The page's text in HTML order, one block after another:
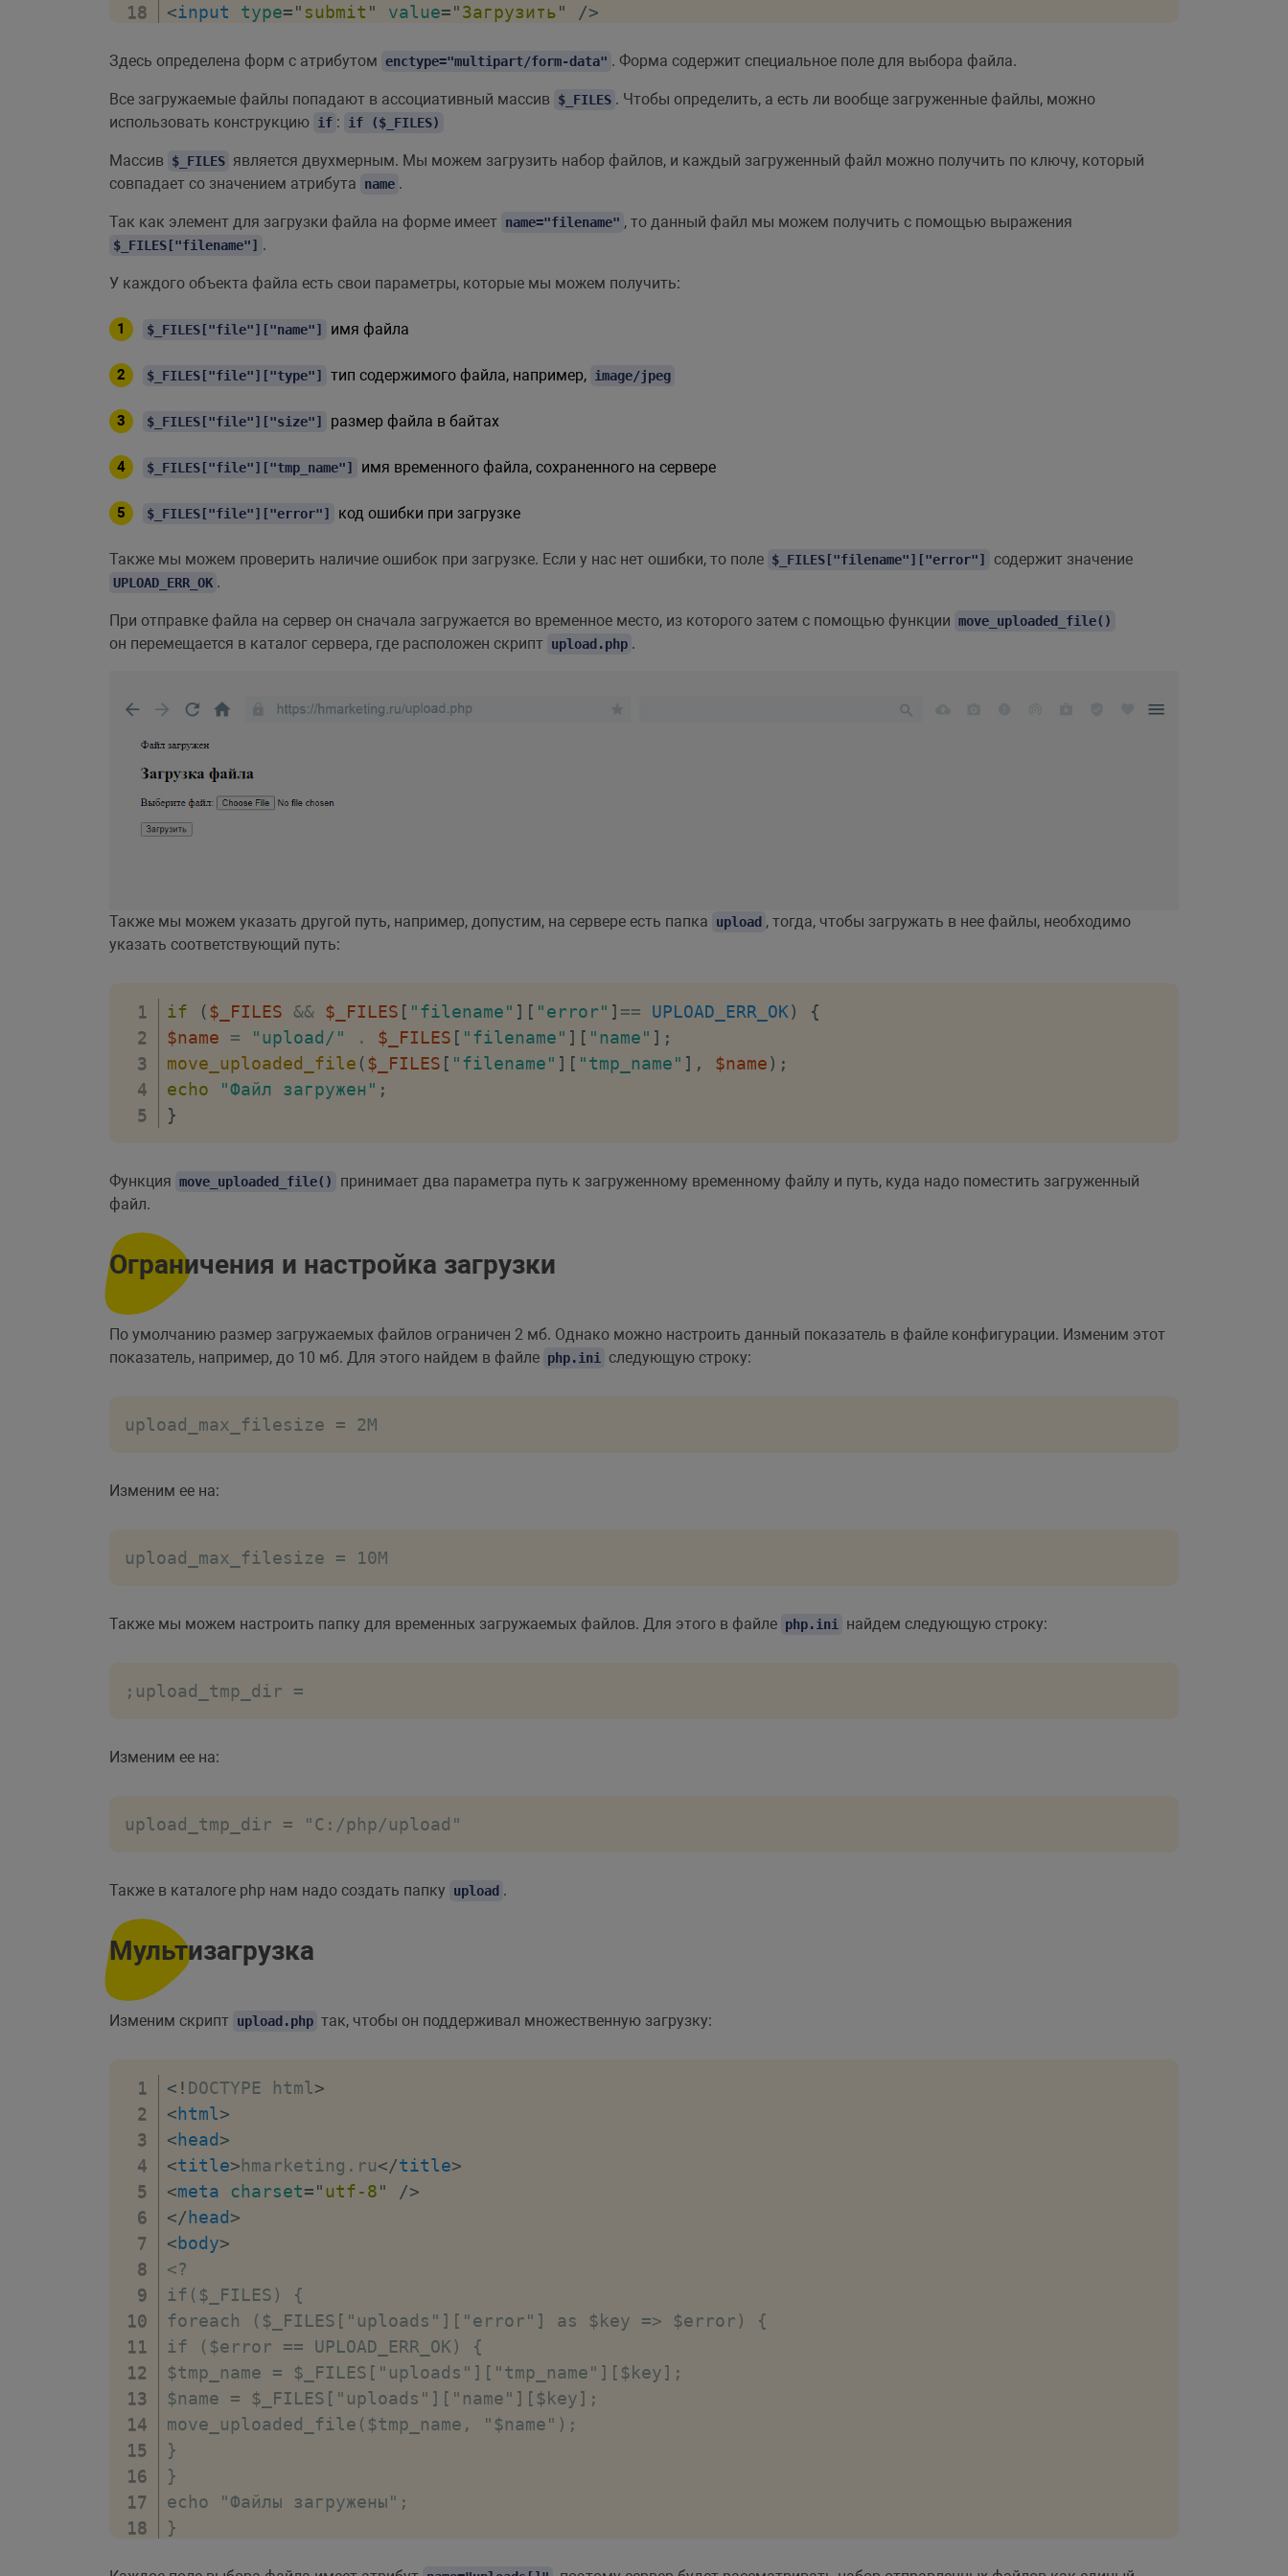
<input type=" submit " value="Загрузить"
/>
</body>
Здесь определена форм с атрибутом enctype="multipart/form-data" . Форма содержит специальное поле для выбора файла.
Все загружаемые файлы попадают в ассоциативный массив $_FILES . Чтобы определить, а есть ли вообще загруженные файлы, можно
использовать конструкцию if : if ($_FILES)
Массив $_FILES является двухмерным. Мы можем загрузить набор файлов, и каждый загруженный файл можно получить по ключу, который
совпадает со значением атрибута
name .
Так как элемент для загрузки файла на форме имеет name="filename" , то данный файл мы можем получить с помощью выражения
$_FILES["filename"] .
У каждого объекта файла есть свои параметры, которые мы можем получить:
$_FILES["file"]["name"] имя файла
$_FILES["file"]["type"] тип содержимого файла, например, image/jpeg
$_FILES["file"]["size"] размер файла в байтах
$_FILES["file"]["tmp_name"] имя временного файла, сохраненного на сервере
$_FILES["file"]["error"] код ошибки при загрузке
Также мы можем проверить наличие ошибок при загрузке. Если у нас нет ошибки, то поле $_FILES["filename"]["error"] содержит значение
UPLOAD_ERR_OK .
При отправке файла на сервер он сначала загружается во временное место, из которого затем с помощью функции move_uploaded_file()
он перемещается в каталог сервера, где расположен скрипт upload.php .
Также мы можем указать другой путь, например, допустим, на сервере есть папка upload , тогда, чтобы загружать в нее файлы, необходимо
указать соответствующий путь:
if ($_FILES && $_FILES [ "filename" ] [ "error" ] == UPLOAD_ERR_OK)
{
$name
= "upload/" . $_FILES [ "filename" ] [ "name" ] ;
move_uploaded_file ($_FILES [ "filename" ] [ "tmp_name" ] , $name) ;
echo
"Файл загружен" ;
}
Функция move_uploaded_file()
принимает два параметра путь к загруженному временному файлу и путь, куда надо поместить загруженный
файл.
Ограничения и настройка загрузки
По умолчанию размер загружаемых файлов ограничен 2 мб. Однако можно настроить данный показатель в файле конфигурации. Изменим этот
показатель, например, до 10 мб. Для этого найдем в файле php.ini следующую строку:
upload_max_filesize = 2M
Изменим ее на:
upload_max_filesize = 10M
Также мы можем настроить папку для временных загружаемых файлов. Для этого в файле php.ini найдем следующую строку:
;upload_tmp_dir =
Изменим ее на:
upload_tmp_dir = "C:/php/upload"
Также в каталоге php нам надо создать папку upload .
Мультизагрузка
Изменим скрипт upload.php так, чтобы он поддерживал множественную загрузку:
<! DOCTYPE html>
<html>
<head>
<title>hmarketing.ru</title>
<meta charset="utf-8"
/>
</head>
<body>
<?
if($_FILES) {
foreach ($_FILES["uploads"]["error"] as $key => $error) {
if ($error == UPLOAD_ERR_OK) {
$tmp_name = $_FILES["uploads"]["tmp_name"][$key];
$name = $_FILES["uploads"]["name"][$key];
move_uploaded_file($tmp_name, "$name");
}
}
echo "Файлы загружены";
}